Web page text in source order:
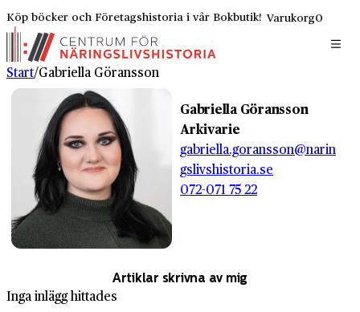
Köp böcker och Företagshistoria i vår Bokbutik! Varukorg0
Start/Gabriella Göransson
Gabriella Göransson
Arkivarie
gabriella.goransson@narin
gslivshistoria.se
072-071 75 22
Artiklar skrivna av mig
Inga inlägg hittades